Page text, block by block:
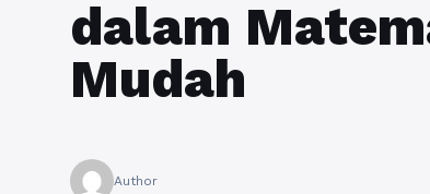
dalam
Mudah
Author